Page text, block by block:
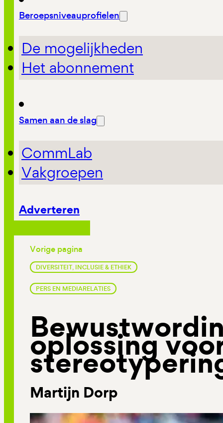
Beroepsniveauprofielen
De mogelijkheden
Het abonnement
Samen aan de slag
CommLab
Vakgroepen
Adverteren
Vorige pagina
DIVERSITEIT, INCLUSIE & ETHIEK
PERS EN MEDIARELATIES
oplossing
Martijn Dorp